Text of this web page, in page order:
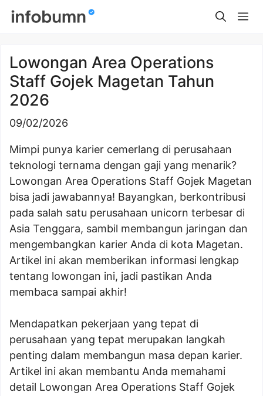
Skip
Lowongan Area Operations
Staff Gojek Magetan Tahun
2026
09/02/2026
Mimpi punya karier cemerlang di perusahaan
teknologi ternama dengan gaji yang menarik?
Lowongan Area Operations Staff Gojek Magetan
bisa jadi jawabannya! Bayangkan, berkontribusi
pada salah satu perusahaan unicorn terbesar di
Asia Tenggara, sambil membangun jaringan dan
mengembangkan karier Anda di kota Magetan.
Artikel ini akan memberikan informasi lengkap
tentang lowongan ini, jadi pastikan Anda
membaca sampai akhir!
Mendapatkan pekerjaan yang tepat di
perusahaan yang tepat merupakan langkah
penting dalam membangun masa depan karier.
Artikel ini akan membantu Anda memahami
detail Lowongan Area Operations Staff Gojek